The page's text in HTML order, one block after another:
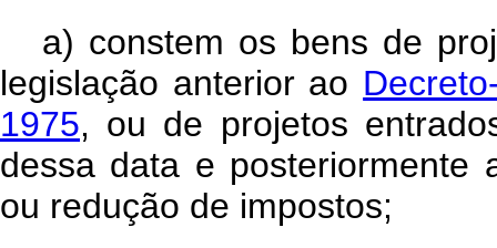
a) constem os bens de
legislação anterior ao
1975, ou de projetos
dessa data e posteriormente
ou redução de impostos;